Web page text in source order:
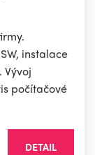
instalace
počítačové
DETAIL